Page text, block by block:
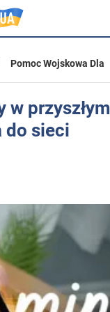
Pomoc Wojskowa Dla
przyszłym
do sieci